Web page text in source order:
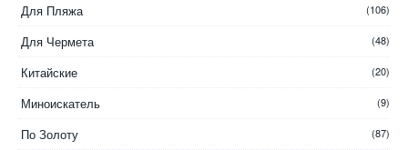
Для Пляжа (106)
Для Чермета (48)
Китайские (20)
Миноискатель (9)
По Золоту (87)